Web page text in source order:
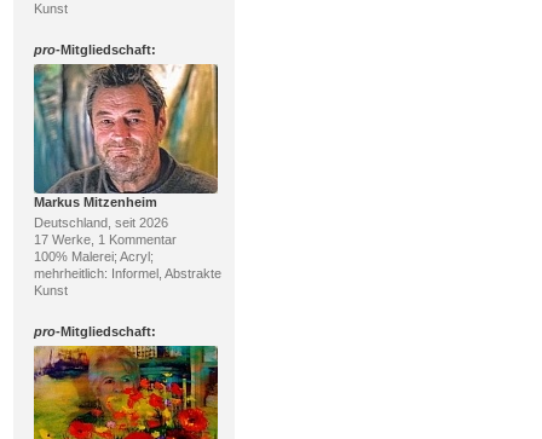
Kunst
pro-Mitgliedschaft:
Markus Mitzenheim
Deutschland, seit 2026
17 Werke, 1 Kommentar
100% Malerei; Acryl;
mehrheitlich: Informel, Abstrakte
Kunst
pro-Mitgliedschaft: